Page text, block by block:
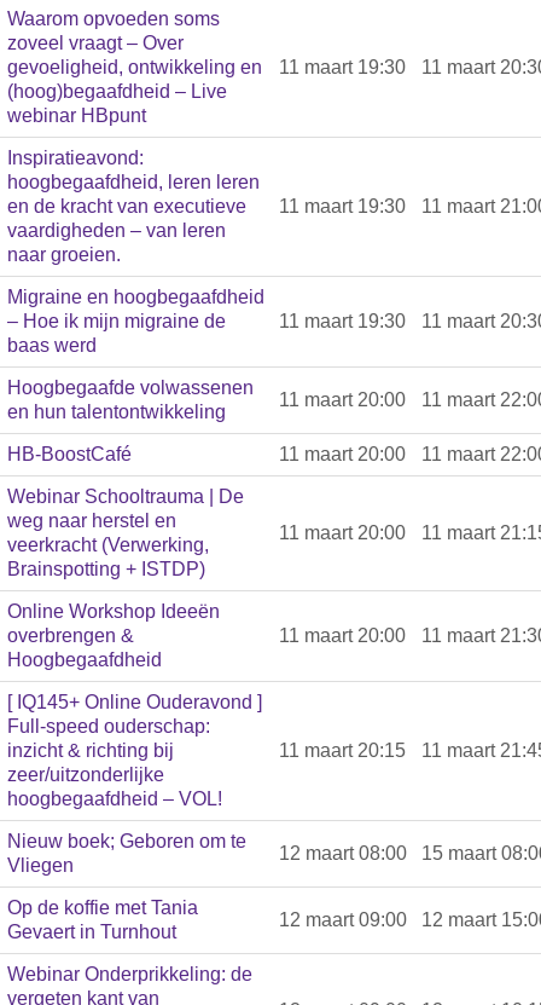
Waarom opvoeden soms
zoveel vraagt – Over
gevoeligheid, ontwikkeling en
(hoog)begaafdheid – Live
webinar HBpunt
11 maart 19:30 11 maart
Inspiratieavond:
hoogbegaafdheid, leren leren
en de kracht van executieve
vaardigheden – van leren
naar groeien.
11 maart 19:30 11 maart
Migraine en hoogbegaafdheid
– Hoe ik mijn migraine de
baas werd
11 maart 19:30 11 maart
Hoogbegaafde volwassenen
en hun talentontwikkeling
11 maart 20:00 11 maart
HB-BoostCafé 11 maart 20:00 11 maart
Webinar Schooltrauma | De
weg naar herstel en
veerkracht (Verwerking,
Brainspotting + ISTDP)
11 maart 20:00 11 maart
Online Workshop Ideeën
overbrengen &
Hoogbegaafdheid
11 maart 20:00 11 maart
[ IQ145+ Online Ouderavond ]
Full-speed ouderschap:
inzicht & richting bij
zeer/uitzonderlijke
hoogbegaafdheid – VOL!
11 maart 20:15 11 maart
Nieuw boek; Geboren om te
Vliegen
12 maart 08:00 15 maart
Op de koffie met Tania
Gevaert in Turnhout
12 maart 09:00 12 maart
Webinar Onderprikkeling: de
vergeten kant van